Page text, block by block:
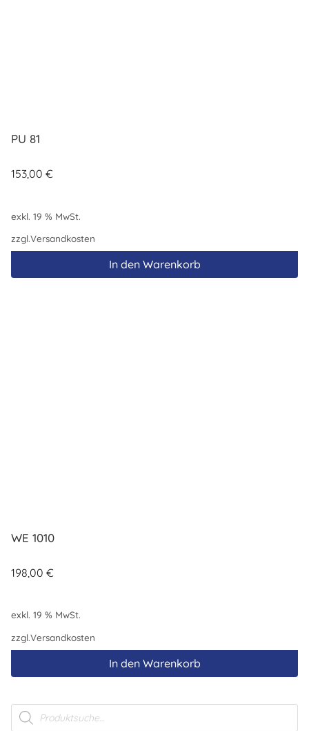
PU 81
153,00 €
exkl. 19 % MwSt.
zzgl.Versandkosten
In den Warenkorb
WE 1010
198,00 €
exkl. 19 % MwSt.
zzgl.Versandkosten
In den Warenkorb
Products
search